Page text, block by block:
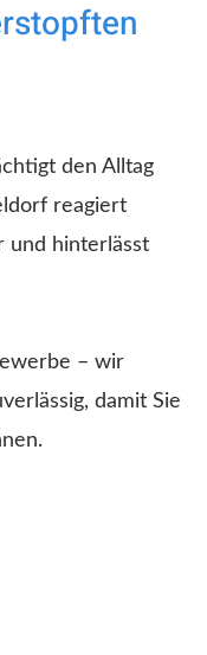
den Alltag
reagiert
und hinterlässt
– wir
damit Sie